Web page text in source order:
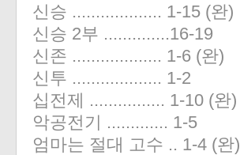
신승 ................... 1-15 (완)
신승 2부 ..............16-19
신존 ................... 1-6 (완)
신투 ................... 1-2
십전제 ................ 1-10 (완)
악공전기 ............. 1-5
엄마는 절대 고수 .. 1-4 (완)